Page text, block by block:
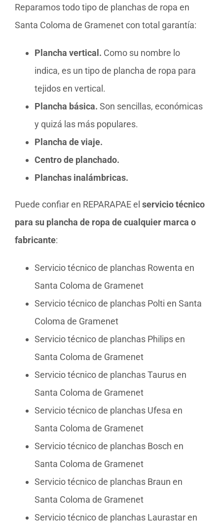
Reparamos todo tipo de planchas de ropa en
Santa Coloma de Gramenet con total garantía:
Plancha vertical. Como su nombre lo
indica, es un tipo de plancha de ropa para
tejidos en vertical.
Plancha básica. Son sencillas, económicas
y quizá las más populares.
Plancha de viaje.
Centro de planchado.
Planchas inalámbricas.
Puede confiar en REPARAPAE el servicio técnico
para su plancha de ropa de cualquier marca o
fabricante:
Servicio técnico de planchas Rowenta en
Santa Coloma de Gramenet
Servicio técnico de planchas Polti en Santa
Coloma de Gramenet
Servicio técnico de planchas Philips en
Santa Coloma de Gramenet
Servicio técnico de planchas Taurus en
Santa Coloma de Gramenet
Servicio técnico de planchas Ufesa en
Santa Coloma de Gramenet
Servicio técnico de planchas Bosch en
Santa Coloma de Gramenet
Servicio técnico de planchas Braun en
Santa Coloma de Gramenet
Servicio técnico de planchas Laurastar en